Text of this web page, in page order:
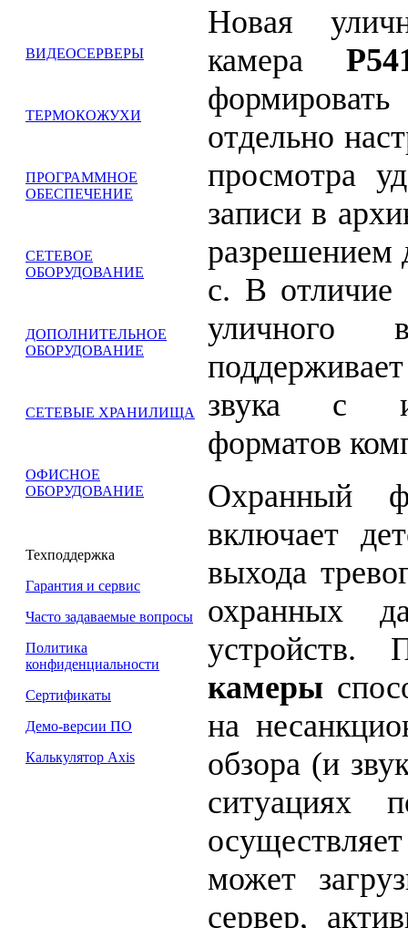
ВИДЕОСЕРВЕРЫ
ТЕРМОКОЖУХИ
ПРОГРАММНОЕ
ОБЕСПЕЧЕНИЕ
СЕТЕВОЕ
ОБОРУДОВАНИЕ
ДОПОЛНИТЕЛЬНОЕ
ОБОРУДОВАНИЕ
СЕТЕВЫЕ ХРАНИЛИЩА
ОФИСНОЕ
ОБОРУДОВАНИЕ
Техподдержка
Гарантия и сервис
Часто задаваемые вопросы
Политика
конфиденциальности
Сертификаты
Демо-версии ПО
Калькулятор Axis
Новая
камера
отдельно
просмотра
записи в
разрешением
с. В отличие
уличного
звука с
форматов
Охранный
включает
выхода
охранных
камеры
на
обзора (и
ситуациях
может
сервер,